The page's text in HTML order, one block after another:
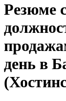
Резюме
день в